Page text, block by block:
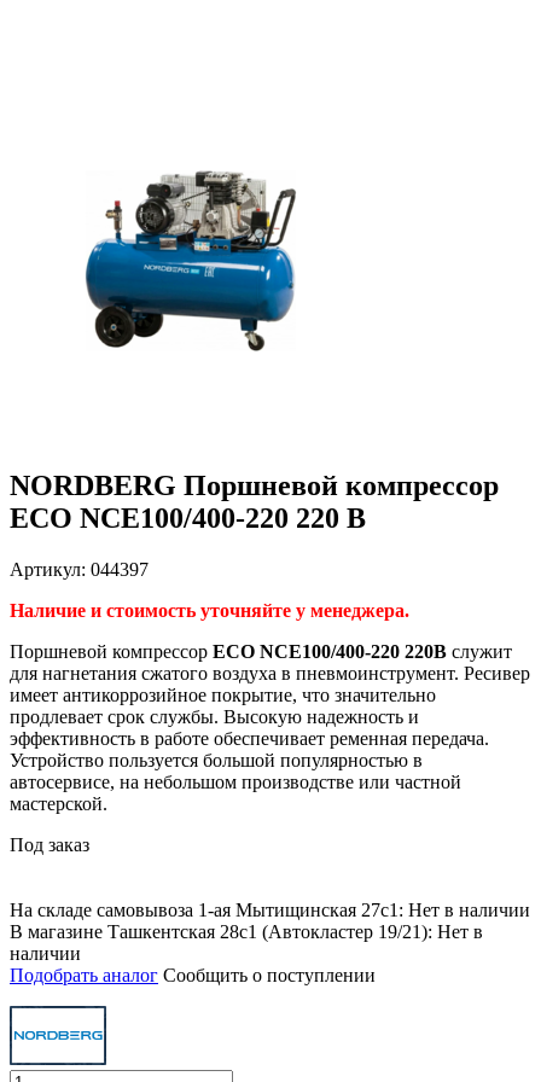
NORDBERG Поршневой компрессор
ECO NCE100/400-220 220 В
Артикул: 044397
Наличие и стоимость уточняйте у менеджера.
Поршневой компрессор ECO NCE100/400-220 220В служит
для нагнетания сжатого воздуха в пневмоинструмент. Ресивер
имеет антикоррозийное покрытие, что значительно
продлевает срок службы. Высокую надежность и
эффективность в работе обеспечивает ременная передача.
Устройство пользуется большой популярностью в
автосервисе, на небольшом производстве или частной
мастерской.
Под заказ
На складе самовывоза 1-ая Мытищинская 27с1: Нет в наличии
В магазине Ташкентская 28с1 (Автокластер 19/21): Нет в
наличии
Подобрать аналог Сообщить о поступлении